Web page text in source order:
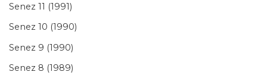
Senez 11 (1991)
Senez 10 (1990)
Senez 9 (1990)
Senez 8 (1989)